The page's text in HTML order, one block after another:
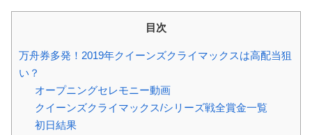
目次
万舟券多発！2019年クイーンズクライマックスは高配当狙
い？
オープニングセレモニー動画
クイーンズクライマックス/シリーズ戦全賞金一覧
初日結果